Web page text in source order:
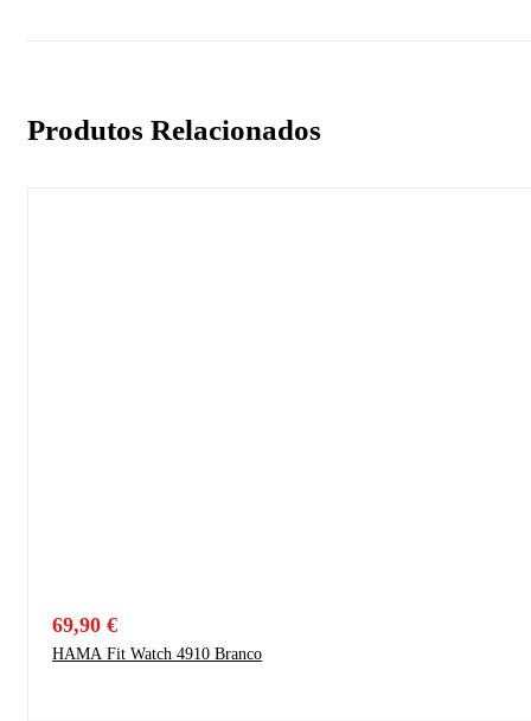
Produtos Relacionados
69,90 €
HAMA Fit Watch 4910 Branco